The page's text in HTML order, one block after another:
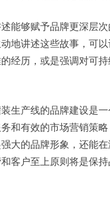
能够赋予品牌更深层
地讲述这些故事，可
经历，或是强调对可
生产线的品牌建设是
和有效的市场营销策
大的品牌形象，还能
客户至上原则将是保持